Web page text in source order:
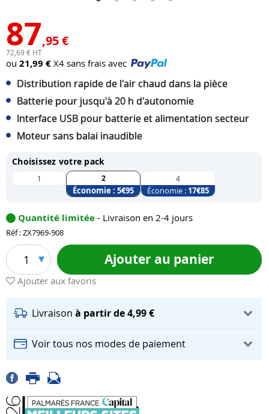
87,95 €
72,69 € HT
ou 21,99 € X4 sans frais avec
Distribution rapide de l'air chaud dans la pièce
Batterie pour jusqu'à 20 h d'autonomie
Interface USB pour batterie et alimentation secteur
Moteur sans balai inaudible
Choisissez votre pack
1 2
Économie : 5€95
4
Économie : 17€85
Quantité limitée - Livraison en 2-4 jours
Réf : ZX7969-908
1 Ajouter au panier
Ajouter aux favoris
Livraison à partir de 4,99 €
Voir tous nos modes de paiement